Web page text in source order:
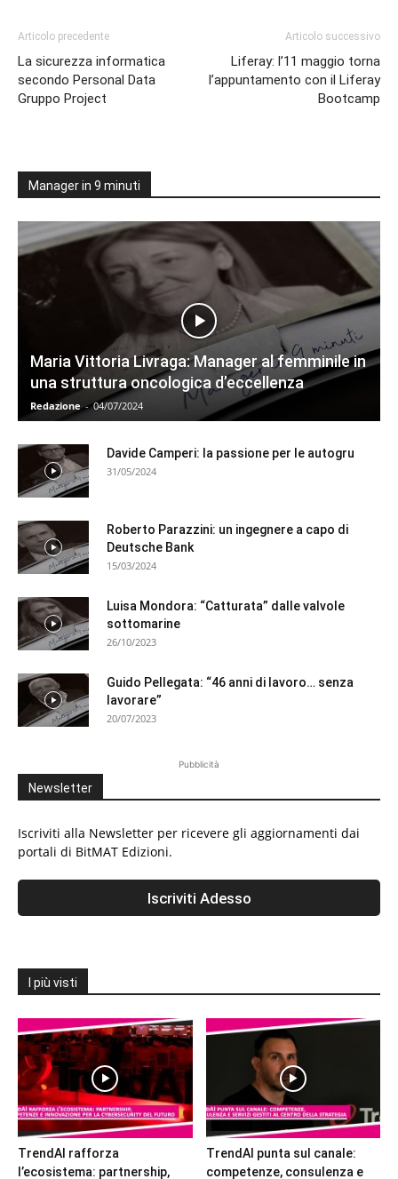
Articolo precedente
La sicurezza informatica
secondo Personal Data
Gruppo Project
Articolo successivo
Liferay: l’11 maggio torna
l’appuntamento con il Liferay
Bootcamp
Manager in 9 minuti
Maria Vittoria Livraga: Manager al femminile in
una struttura oncologica d’eccellenza
Redazione - 04/07/2024
Davide Camperi: la passione per le autogru
31/05/2024
Roberto Parazzini: un ingegnere a capo di
Deutsche Bank
15/03/2024
Luisa Mondora: “Catturata” dalle valvole
sottomarine
26/10/2023
Guido Pellegata: “46 anni di lavoro… senza
lavorare”
20/07/2023
Pubblicità
Newsletter
Iscriviti alla Newsletter per ricevere gli aggiornamenti dai
portali di BitMAT Edizioni.
I più visti
TrendAI rafforza
l’ecosistema: partnership,
TrendAI punta sul canale:
competenze, consulenza e